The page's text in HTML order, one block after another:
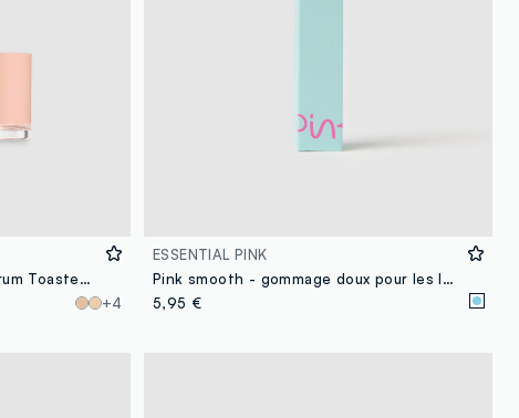
Peptide Glaze Tinted Lip Serum Toasted Marshmallow
+4
ESSENTIAL PINK
Pink smooth - gommage doux pour les lèvres
5,95 €